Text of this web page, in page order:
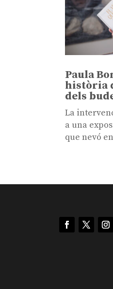
Paula
història
dels
La
a una
que nevó